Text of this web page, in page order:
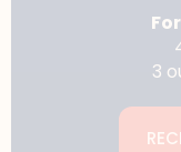
3